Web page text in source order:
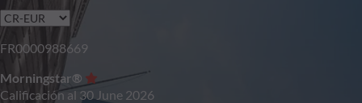
FR0000988669
Morningstar®
Calificación al 30 June 2026